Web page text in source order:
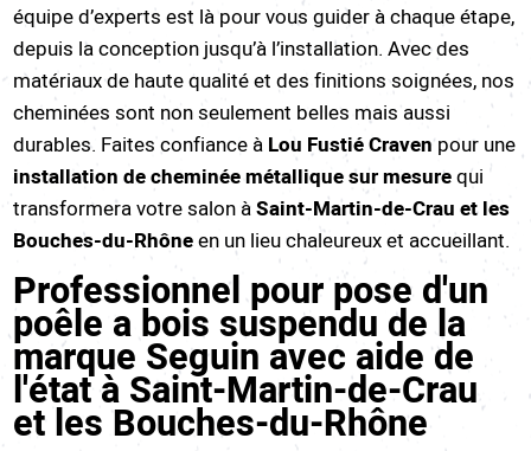
équipe d’experts est là pour vous guider à chaque étape,
depuis la conception jusqu’à l’installation. Avec des
matériaux de haute qualité et des finitions soignées, nos
cheminées sont non seulement belles mais aussi
durables. Faites confiance à Lou Fustié Cravenpour une
installation de cheminée métallique sur mesurequi
transformera votre salon àSaint-Martin-de-Crau et les
Bouches-du-Rhôneen un lieu chaleureux et accueillant.
Professionnel pour pose d'un
poêle a bois suspendu de la
marque Seguin avec aide de
l'état à Saint-Martin-de-Crau
et les Bouches-du-Rhône